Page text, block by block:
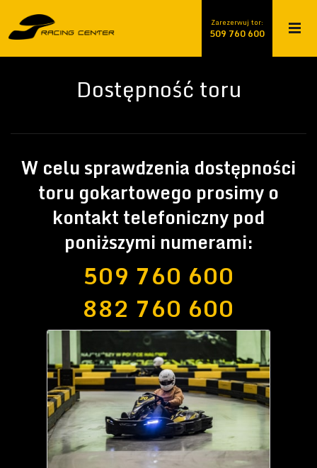
Zarezerwuj tor:
509 760 600
509 760 600
882 760 600
Dostępność toru
W celu sprawdzenia dostępności
toru gokartowego prosimy o
kontakt telefoniczny pod
poniższymi numerami:
509 760 600
882 760 600